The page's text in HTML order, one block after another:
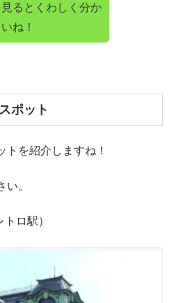
見るとくわしく分か
ね！
ポット
トを紹介しますね！
。
ロ駅）